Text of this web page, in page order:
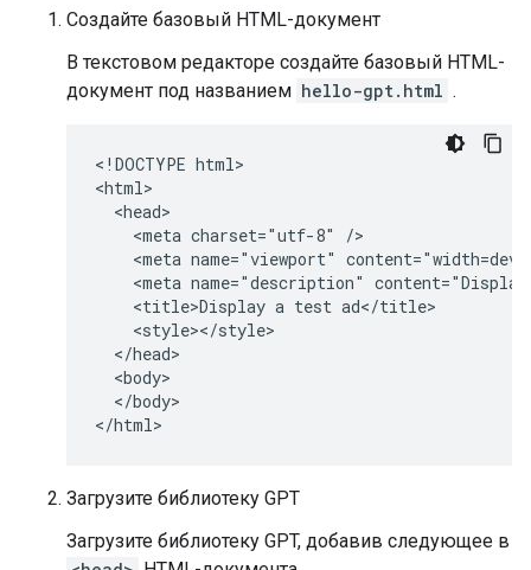
Создайте базовый HTML-документ
В текстовом редакторе создайте базовый HTML-
документ под названием hello-gpt.html .
<!DOCTYPE html>
<html>
  <head>
    <meta charset="utf-8" />
<meta name="viewport"
<meta name="description"
    <title>Display a test ad</title>
    <style></style>
  </head>
  <body>
  </body>
</html>
Загрузите библиотеку GPT
Загрузите библиотеку GPT, добавив следующее в